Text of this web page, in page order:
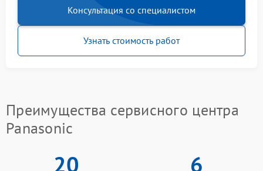
Консультация со специалистом
Узнать стоимость работ
Преимущества сервисного центра
Panasonic
20 6